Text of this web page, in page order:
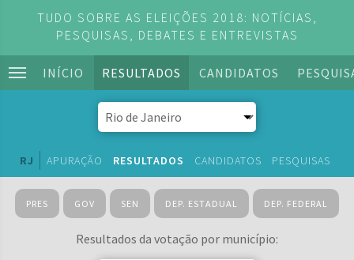
TUDO SOBRE AS ELEIÇÕES 2018: NOTÍCIAS,
PESQUISAS, DEBATES E ENTREVISTAS
INÍCIO RESULTADOS CANDIDATOS
RJ APURAÇÃO RESULTADOS CANDIDATOS PESQUISAS
PRES GOV SEN DEP. ESTADUAL DEP. FEDERAL
Resultados da votação por município: